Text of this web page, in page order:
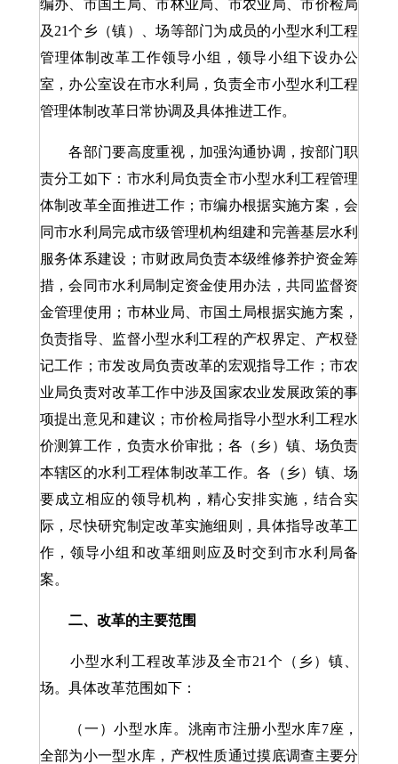
编办、市国土局、市林业局、市农业局、市价检局
及21个乡（镇）、场等部门为成员的小型水利工程
管理体制改革工作领导小组，领导小组下设办公
室，办公室设在市水利局，负责全市小型水利工程
管理体制改革日常协调及具体推进工作。
各部门要高度重视，加强沟通协调，按部门职
责分工如下：市水利局负责全市小型水利工程管理
体制改革全面推进工作；市编办根据实施方案，会
同市水利局完成市级管理机构组建和完善基层水利
服务体系建设；市财政局负责本级维修养护资金筹
措，会同市水利局制定资金使用办法，共同监督资
金管理使用；市林业局、市国土局根据实施方案，
负责指导、监督小型水利工程的产权界定、产权登
记工作；市发改局负责改革的宏观指导工作；市农
业局负责对改革工作中涉及国家农业发展政策的事
项提出意见和建议；市价检局指导小型水利工程水
价测算工作，负责水价审批；各（乡）镇、场负责
本辖区的水利工程体制改革工作。各（乡）镇、场
要成立相应的领导机构，精心安排实施，结合实
际，尽快研究制定改革实施细则，具体指导改革工
作，领导小组和改革细则应及时交到市水利局备
案。
二、改革的主要范围
小型水利工程改革涉及全市21个（乡）镇、
场。具体改革范围如下：
（一）小型水库。洮南市注册小型水库7座，
全部为小一型水库，产权性质通过摸底调查主要分